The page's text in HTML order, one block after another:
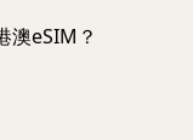
澳eSIM？